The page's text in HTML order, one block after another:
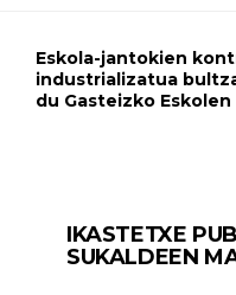
Eskola-jantokien
industrializatua
du Gasteizko
IKASTETXE
SUKALDEEN